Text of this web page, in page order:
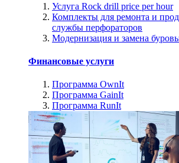
Услуга Rock drill price per hour
Комплекты для ремонта и
службы перфораторов
Модернизация и замена
Финансовые услуги
Программа OwnIt
Программа GainIt
Программа RunIt